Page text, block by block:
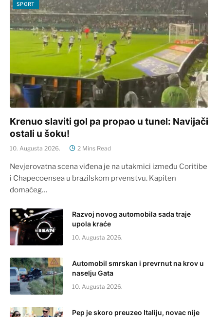
SPORT
Krenuo slaviti gol pa propao u tunel: Navijači
ostali u šoku!
10. Augusta 2026. 2 Mins Read
Nevjerovatna scena viđena je na utakmici između Coritibe
i Chapecoensea u brazilskom prvenstvu. Kapiten
domaćeg…
Razvoj novog automobila sada traje
upola kraće
10. Augusta 2026.
Automobil smrskan i prevrnut na krov u
naselju Gata
10. Augusta 2026.
Pep je skoro preuzeo Italiju, novac nije